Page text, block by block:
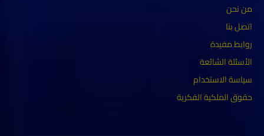
من نحن
اتصل بنا
روابط مفيدة
الأسئلة الشائعة
سياسة الاستخدام
حقوق الملكية الفكرية